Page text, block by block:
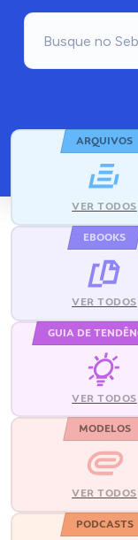
ARQUIVOS
VER TODOS
EBOOKS
VER TODOS
GUIA DE
VER TODOS
MODELOS
VER TODOS
PODCASTS